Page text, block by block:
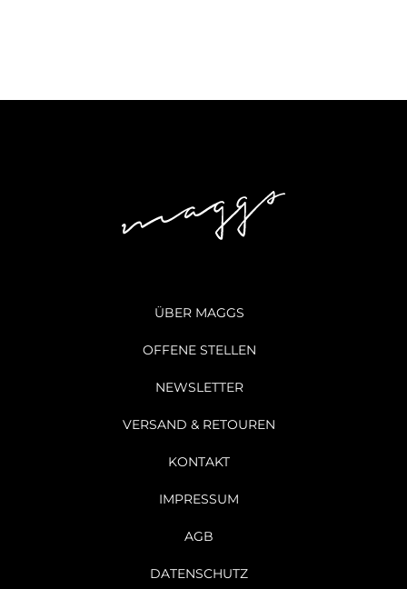
ÜBER MAGGS
OFFENE STELLEN
NEWSLETTER
VERSAND & RETOUREN
KONTAKT
IMPRESSUM
AGB
DATENSCHUTZ